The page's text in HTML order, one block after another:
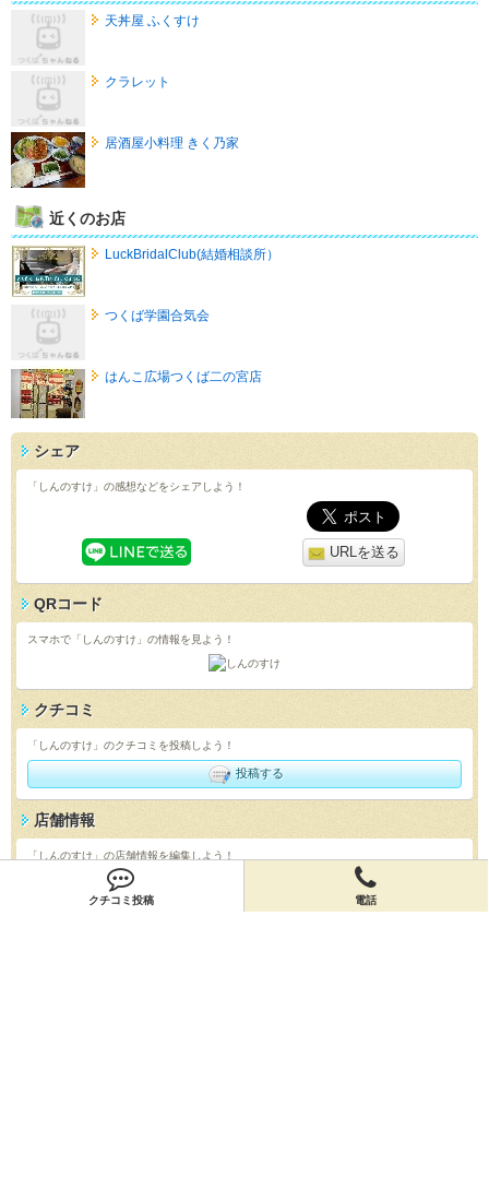
クチコミ投稿 電話
天丼屋 ふくすけ
クラレット
居酒屋小料理 きく乃家
近くのお店
LuckBridalClub(結婚相談所）
つくば学園合気会
はんこ広場つくば二の宮店
シェア
「しんのすけ」の感想などをシェアしよう！
URLを送る
QRコード
スマホで「しんのすけ」の情報を見よう！
クチコミ
「しんのすけ」のクチコミを投稿しよう！
投稿する
店舗情報
「しんのすけ」の店舗情報を編集しよう！